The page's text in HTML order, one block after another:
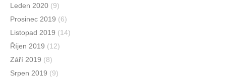
Leden 2020 (9)
Prosinec 2019 (6)
Listopad 2019 (14)
Říjen 2019 (12)
Září 2019 (8)
Srpen 2019 (9)